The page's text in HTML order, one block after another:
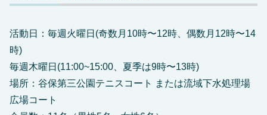
活動日：毎週火曜日(奇数月10時〜12時、偶数月12時〜14
時)
毎週木曜日(11:00~15:00、夏季は9時〜13時)
場所：谷保第三公園テニスコート または流域下水処理場
広場コート